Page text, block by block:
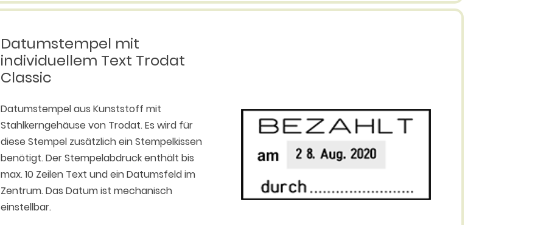
Datumstempel mit
individuellem Text Trodat
Classic
Datumstempel aus Kunststoff mit
Stahlkerngehäuse von Trodat. Es wird für
diese Stempel zusätzlich ein Stempelkissen
benötigt. Der Stempelabdruck enthält bis
max. 10 Zeilen Text und ein Datumsfeld im
Zentrum. Das Datum ist mechanisch
einstellbar.